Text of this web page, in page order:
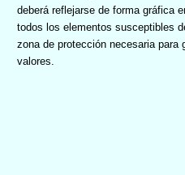
deberá reflejarse de forma gráfica
todos los elementos susceptibles
zona de protección necesaria para
valores.